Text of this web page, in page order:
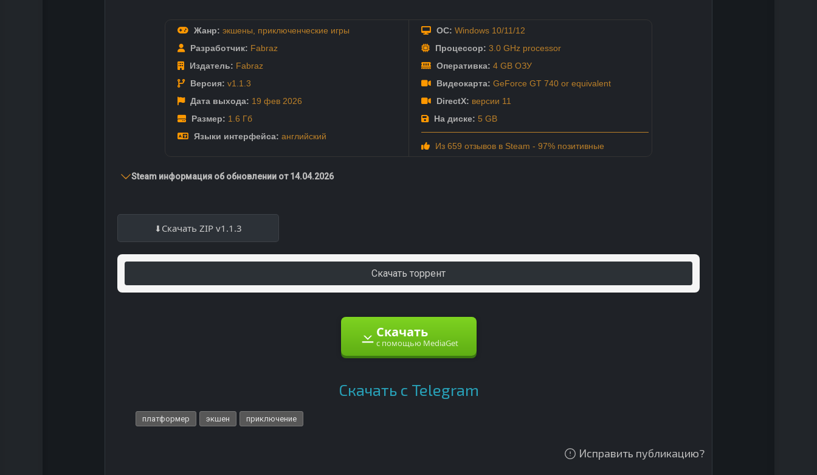
Жанр: экшены, приключенческие игры
Разработчик: Fabraz
Издатель: Fabraz
Версия: v1.1.3
Дата выхода: 19 фев 2026
Размер: 1.6 Гб
Языки интерфейса: английский
ОС: Windows 10/11/12
Процессор: 3.0 GHz processor
Оперативка: 4 GB ОЗУ
Видеокарта: GeForce GT 740 or equivalent
DirectX: версии 11
На диске: 5 GB
Из 659 отзывов в Steam - 97% позитивные
Steam информация об обновлении от 14.04.2026
Скачать ZIP v1.1.3
Скачать торрент
Скачать
с помощью MediaGet
Скачать с Telegram
платформер экшен приключение
Исправить публикацию?